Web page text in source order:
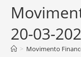
20-03-
> Movimento